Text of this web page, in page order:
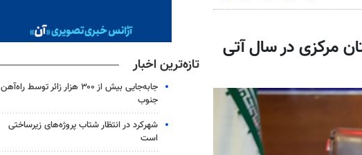
مرکزی در سال آتی
تازه‌ترین اخبار
جابه‌جایی بیش از ۳۰۰ هزار زائر توسط راه‌آهن
جنوب
شهرکرد در انتظار شتاب پروژه‌های زیرساختی
است